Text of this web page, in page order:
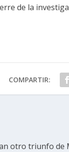
de la
COMPARTIR:
otro triunfo de